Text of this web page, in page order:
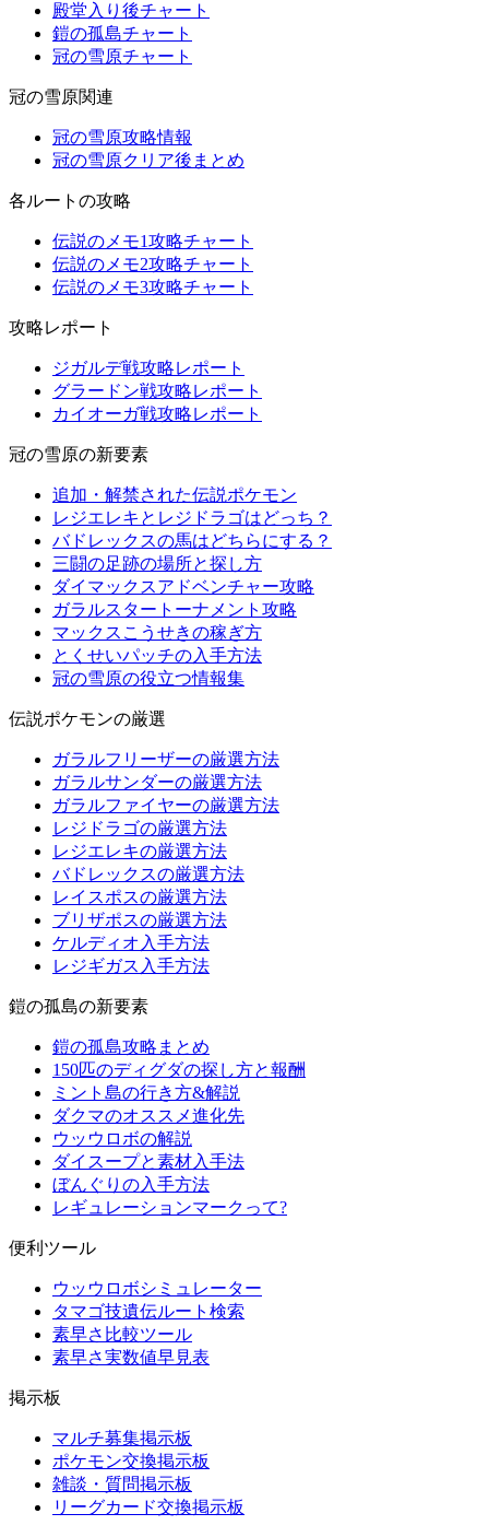
殿堂入り後チャート
鎧の孤島チャート
冠の雪原チャート
冠の雪原関連
冠の雪原攻略情報
冠の雪原クリア後まとめ
各ルートの攻略
伝説のメモ1攻略チャート
伝説のメモ2攻略チャート
伝説のメモ3攻略チャート
攻略レポート
ジガルデ戦攻略レポート
グラードン戦攻略レポート
カイオーガ戦攻略レポート
冠の雪原の新要素
追加・解禁された伝説ポケモン
レジエレキとレジドラゴはどっち？
バドレックスの馬はどちらにする？
三闘の足跡の場所と探し方
ダイマックスアドベンチャー攻略
ガラルスタートーナメント攻略
マックスこうせきの稼ぎ方
とくせいパッチの入手方法
冠の雪原の役立つ情報集
伝説ポケモンの厳選
ガラルフリーザーの厳選方法
ガラルサンダーの厳選方法
ガラルファイヤーの厳選方法
レジドラゴの厳選方法
レジエレキの厳選方法
バドレックスの厳選方法
レイスポスの厳選方法
ブリザポスの厳選方法
ケルディオ入手方法
レジギガス入手方法
鎧の孤島の新要素
鎧の孤島攻略まとめ
150匹のディグダの探し方と報酬
ミント島の行き方&解説
ダクマのオススメ進化先
ウッウロボの解説
ダイスープと素材入手法
ぼんぐりの入手方法
レギュレーションマークって?
便利ツール
ウッウロボシミュレーター
タマゴ技遺伝ルート検索
素早さ比較ツール
素早さ実数値早見表
掲示板
マルチ募集掲示板
ポケモン交換掲示板
雑談・質問掲示板
リーグカード交換掲示板